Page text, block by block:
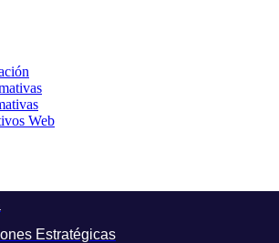
Web
Estratégicas